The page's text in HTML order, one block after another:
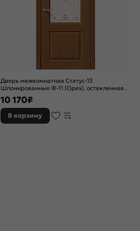
Дверь межкомнатная Статус-13
Шпонированные Ф-11 (Орех), остекленная,
сатинат белый, каркасно-щитовая
10 170₽
В корзину